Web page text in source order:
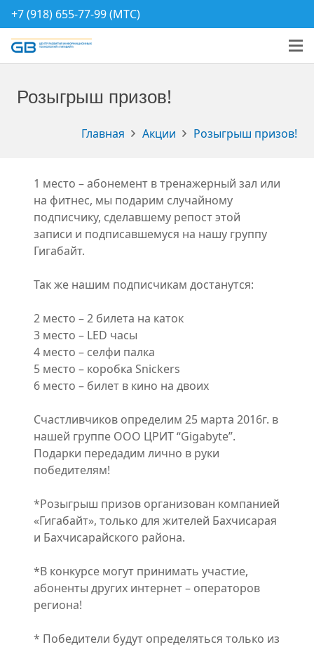
+7 (918) 655-77-99 (МТС)
Розыгрыш призов!
Главная Акции Розыгрыш призов!
1 место – абонемент в тренажерный зал или
на фитнес, мы подарим случайному
подписчику, сделавшему репост этой
записи и подписавшемуся на нашу группу
Гигабайт.
Так же нашим подписчикам достанутся:
2 место – 2 билета на каток
3 место – LED часы
4 место – селфи палка
5 место – коробка Snickers
6 место – билет в кино на двоих
Счастливчиков определим 25 марта 2016г. в
нашей группе ООО ЦРИТ “Gigabyte”.
Подарки передадим лично в руки
победителям!
*Розыгрыш призов организован компанией
«Гигабайт», только для жителей Бахчисарая
и Бахчисарайского района.
*В конкурсе могут принимать участие,
абоненты других интернет – операторов
региона!
* Победители будут определяться только из